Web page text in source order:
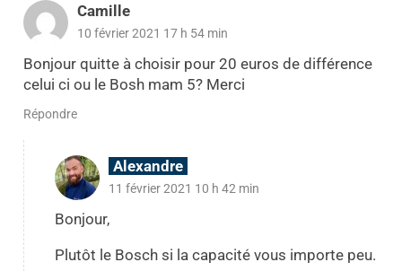
Camille
10 février 2021 17 h 54 min
Bonjour quitte à choisir pour 20 euros de différence
celui ci ou le Bosh mam 5? Merci
Répondre
Alexandre
11 février 2021 10 h 42 min
Bonjour,
Plutôt le Bosch si la capacité vous importe peu.